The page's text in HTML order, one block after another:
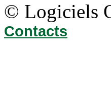
© Logiciels
Contacts